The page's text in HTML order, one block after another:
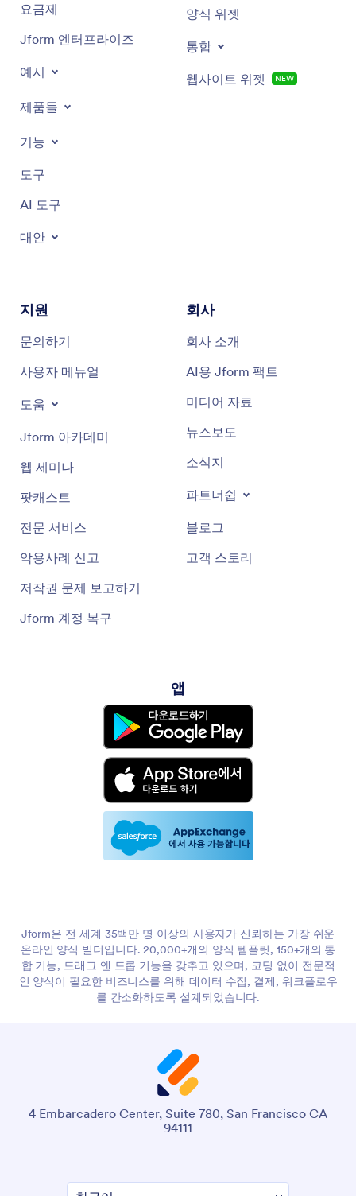
요금제
Jform 엔터프라이즈
예시
제품들
기능
도구
AI 도구
대안
양식 위젯
통합
웹사이트 위젯 NEW
지원
문의하기
사용자 메뉴얼
도움
Jform 아카데미
웹 세미나
팟캐스트
전문 서비스
악용사례 신고
저작권 문제 보고하기
Jform 계정 복구
회사
회사 소개
AI용 Jform 팩트
미디어 자료
뉴스보도
소식지
파트너쉽
블로그
고객 스토리
앱
Jform은 전 세계 35백만 명 이상의 사용자가 신뢰하는 가장 쉬운
온라인 양식 빌더입니다. 20,000+개의 양식 템플릿, 150+개의 통
합 기능, 드래그 앤 드롭 기능을 갖추고 있으며, 코딩 없이 전문적
인 양식이 필요한 비즈니스를 위해 데이터 수집, 결제, 워크플로우
를 간소화하도록 설계되었습니다.
4 Embarcadero Center, Suite 780, San Francisco CA
94111